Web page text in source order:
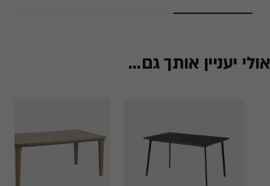
אולי יעניין אותך גם...